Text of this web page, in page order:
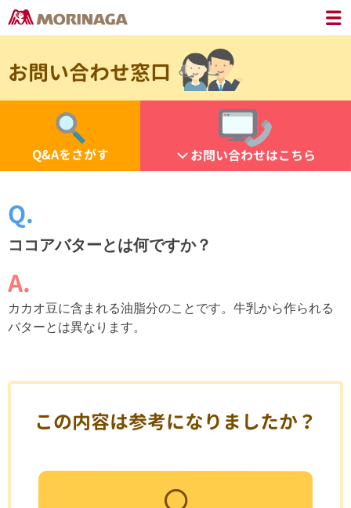
お問い合わせ窓口
Q&Aをさがす お問い合わせはこちら
ココアバターとは何ですか？
カカオ豆に含まれる油脂分のことです。牛乳から作られる
バターとは異なります。
この内容は参考になりましたか？